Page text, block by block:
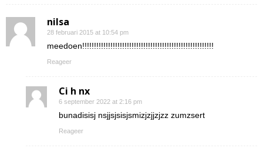
nilsa
28 februari 2015 at 10:54 pm
meedoen!!!!!!!!!!!!!!!!!!!!!!!!!!!!!!!!!!!!!!!!!!!!!!!!!!!!!!!!
Reageer
Ci h nx
6 september 2022 at 2:16 pm
bunadisisj nsjjsjsisjsmizjzjjzjzz zumzsert
Reageer